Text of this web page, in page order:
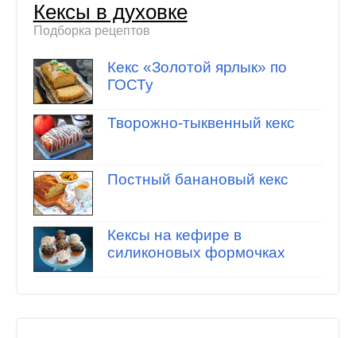
Кексы в духовке
Подборка рецептов
Кекс «Золотой ярлык» по
ГОСТу
Творожно-тыквенный кекс
Постный банановый кекс
Кексы на кефире в
силиконовых формочках